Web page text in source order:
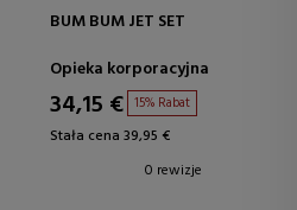
BUM BUM JET SET
Opieka korporacyjna
34,15 € 15% Rabat
Stała cena 39,95 €
0 rewizje